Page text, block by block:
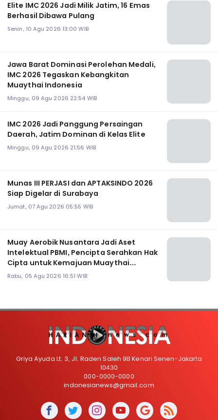
Elite IMC 2026 Jadi Milik Jatim, 16 Emas
Berhasil Dibawa Pulang
Senin, 10 Agu 2026 13:00 WIB
Jawa Barat Dominasi Perolehan Medali,
IMC 2026 Tegaskan Kebangkitan
Muaythai Indonesia
Minggu, 09 Agu 2026 22:54 WIB
‎IMC 2026 Jadi Panggung Persaingan
Daerah, Jatim Dominan di Kelas Elite
Minggu, 09 Agu 2026 21:56 WIB
Munas III PERJASI dan APTAKSINDO 2026
Siap Digelar di Surabaya
Jumat, 07 Agu 2026 05:55 WIB
Muay Aerobik Nusantara Jadi Aset
Intelektual PBMI, Pencipta Serahkan Hak
Cipta untuk Kemajuan Muaythai
Indonesia
Rabu, 05 Agu 2026 16:51 WIB
Griya Ayuda Lt. 3, Jl. Raden Saleh 9B Kenari Senen-Jakarta
10430
000-0000-0000
indonesianews@gmail.com